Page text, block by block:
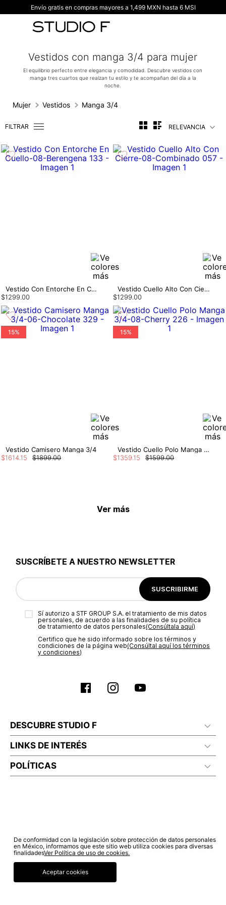
Envío gratis en compras mayores a 1,499 MXN hasta 6 MSI
Vestidos con manga 3/4 para mujer
El equilibrio perfecto entre elegancia y comodidad. Descubre vestidos con
manga tres cuartos que realzan tu estilo y te acompañan del día a la
noche.
Mujer Vestidos Manga 3/4
FILTRAR RELEVANCIA
Vestido Con Entorche En Cuello
$1299.00
Vestido Cuello Alto Con Cierre
$1299.00
15%
Vestido Camisero Manga 3/4
$1899.00
$1614.15
15%
Vestido Cuello Polo Manga 3/4
$1599.00
$1359.15
Ver más
SUSCRÍBETE A NUESTRO NEWSLETTER
SUSCRIBIRME
Sí autorizo a STF GROUP S.A. el tratamiento de mis datos
personales, de acuerdo a las finalidades de su política
de tratamiento de datos personales‎(Consúltala aquí)
Certifico que he sido informado sobre los términos y
condiciones de la página web‎(Consúltal aquí los términos
y condiciones)
DESCUBRE STUDIO F
LINKS DE INTERÉS
POLÍTICAS
© COPYRIGHT 2022 STUDIO F. TODOS LOS DERECHOS RESERVADOS.
De conformidad con la legislación sobre protección de datos personales
en México, informamos que este sitio web utiliza cookies para diversas
finalidadesVer Política de uso de cookies.
Aceptar cookies
TÉRMINOS MÁS BUSCADOS
vestidos
pantalon
tiro alto
body studio f
8.
short
botas